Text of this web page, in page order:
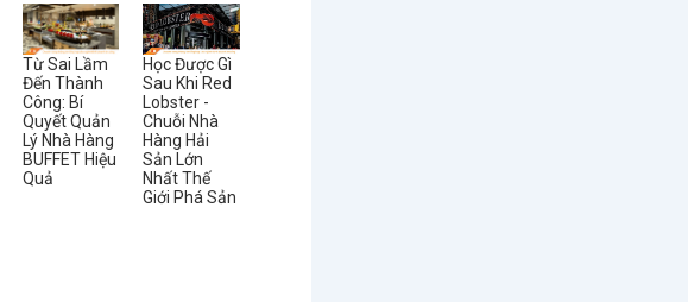
Từ Sai Lầm
Đến Thành
Công: Bí
Quyết Quản
Lý Nhà Hàng
BUFFET Hiệu
Quả
Học Được Gì
Sau Khi Red
Lobster -
Chuỗi Nhà
Hàng Hải
Sản Lớn
Nhất Thế
Giới Phá Sản